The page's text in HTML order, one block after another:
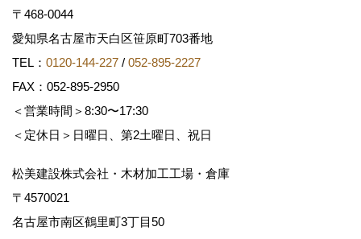
〒468-0044
愛知県名古屋市天白区笹原町703番地
TEL： 0120-144-227 / 052-895-2227
FAX：052-895-2950
＜営業時間＞8:30〜17:30
＜定休日＞日曜日、第2土曜日、祝日
松美建設株式会社・木材加工工場・倉庫
〒4570021
名古屋市南区鶴里町3丁目50